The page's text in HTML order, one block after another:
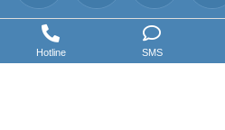
Hotline SMS